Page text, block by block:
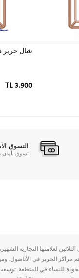
شال حرير
3.900 TL
التسوق
تسوق بأمان
مراكز الحرير في الأناضول.